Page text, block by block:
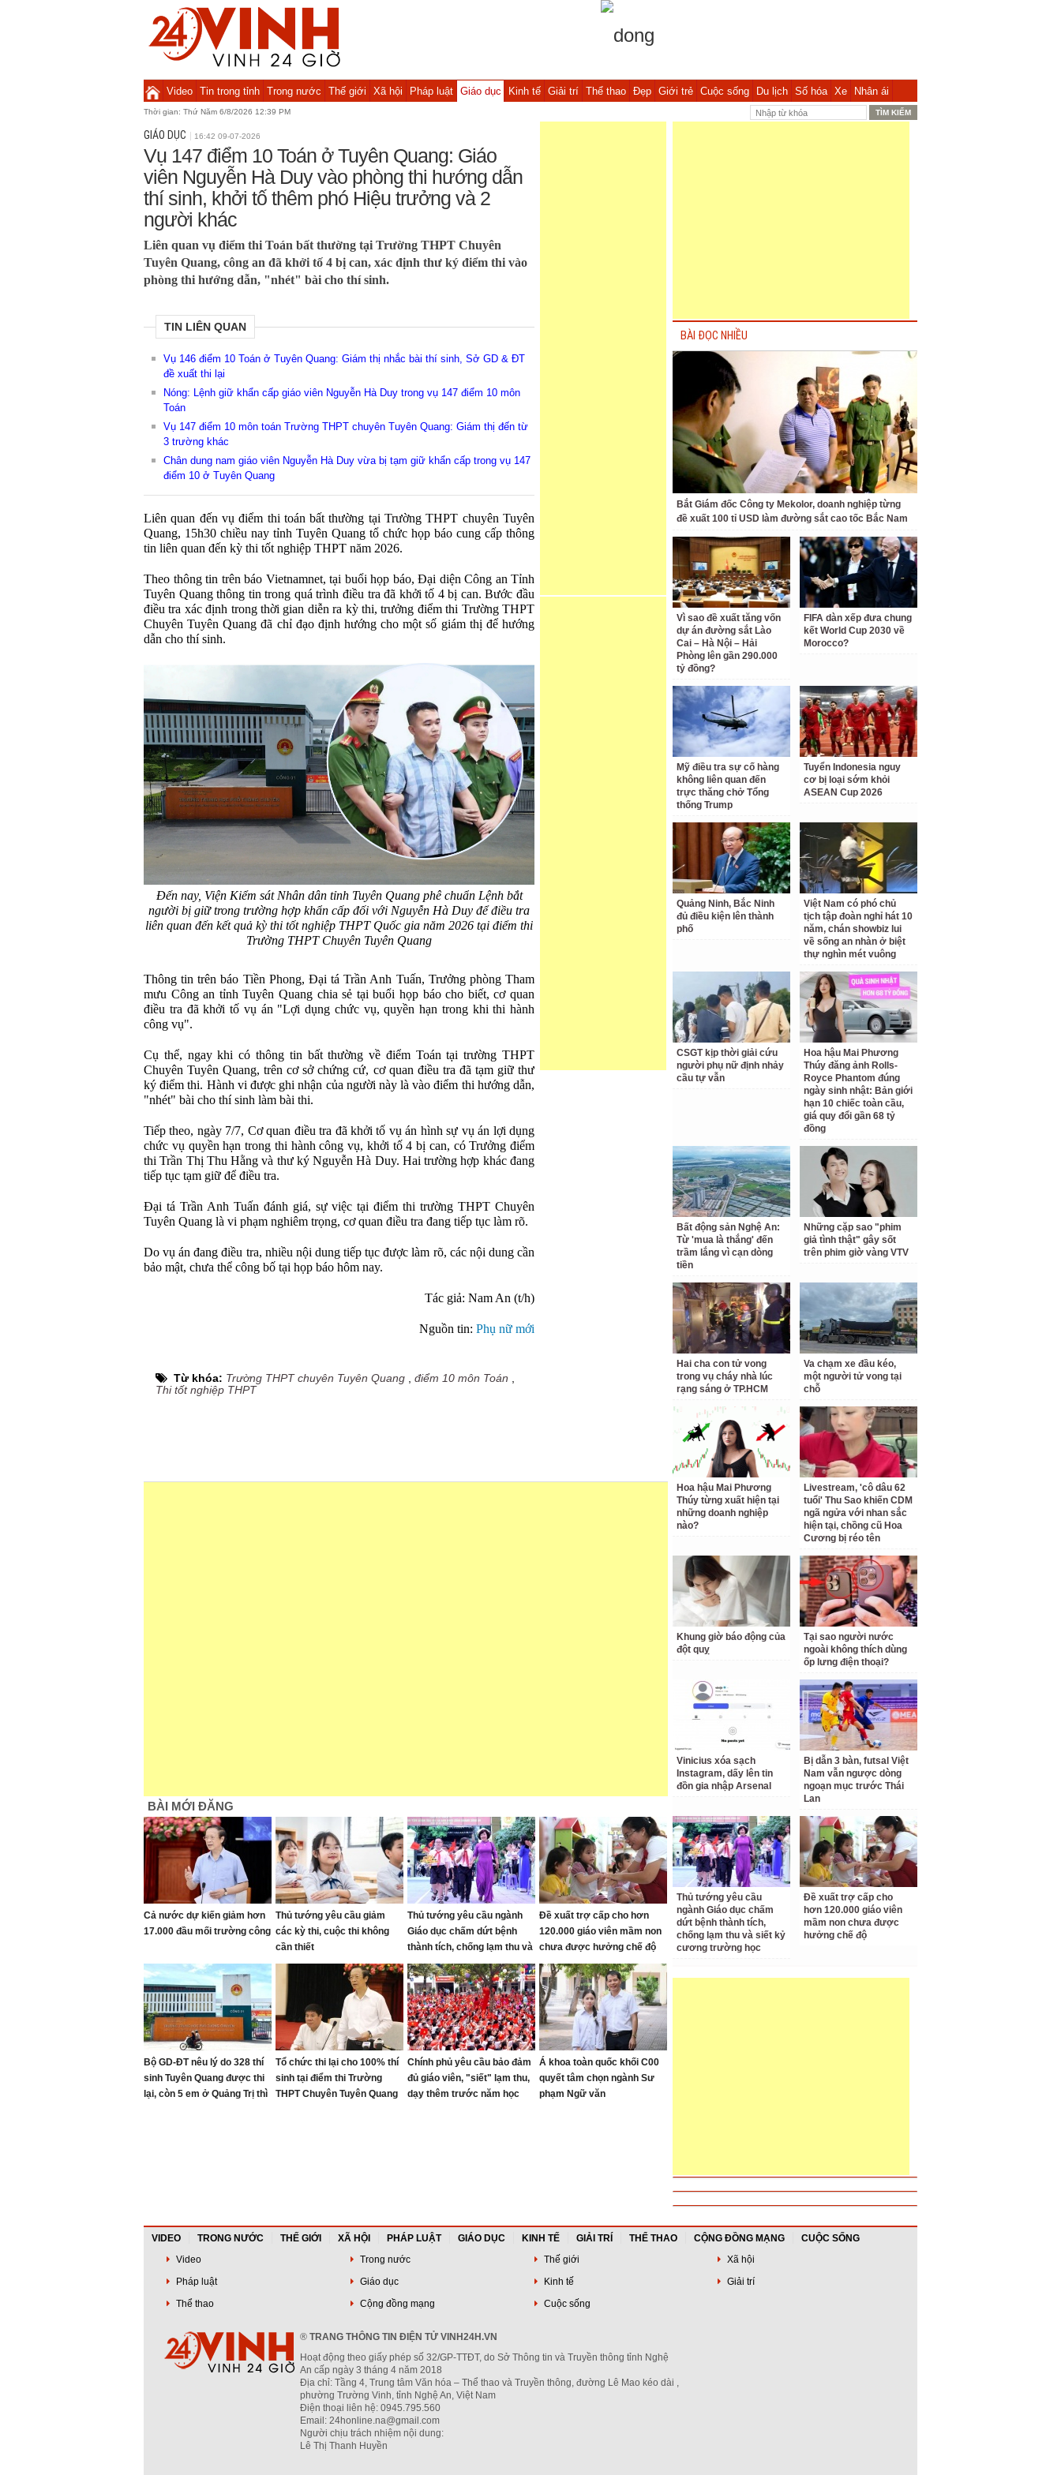
Video Tin trong tỉnh Trong nước Thế giới Xã hội Pháp luật Giáo dục Kinh tế Giải trí Thể thao Đẹp Giới trẻ Cuộc sống Du lịch Số hóa Xe Nhân ái
Thời gian: Thứ Năm 6/8/2026 12:39 PM
GIÁO DỤC 16:42 09-07-2026
Vụ 147 điểm 10 Toán ở Tuyên Quang: Giáo
viên Nguyễn Hà Duy vào phòng thi hướng dẫn
thí sinh, khởi tố thêm phó Hiệu trưởng và 2
người khác
Liên quan vụ điểm thi Toán bất thường tại Trường THPT Chuyên
Tuyên Quang, công an đã khởi tố 4 bị can, xác định thư ký điểm thi vào
phòng thi hướng dẫn, "nhét" bài cho thí sinh.
TIN LIÊN QUAN
Vụ 146 điểm 10 Toán ở Tuyên Quang: Giám thị nhắc bài thí sinh, Sở GD & ĐT
đề xuất thi lại
Nóng: Lệnh giữ khẩn cấp giáo viên Nguyễn Hà Duy trong vụ 147 điểm 10 môn
Toán
Vụ 147 điểm 10 môn toán Trường THPT chuyên Tuyên Quang: Giám thị đến từ
3 trường khác
Chân dung nam giáo viên Nguyễn Hà Duy vừa bị tạm giữ khẩn cấp trong vụ 147
điểm 10 ở Tuyên Quang
Liên quan đến vụ điểm thi toán bất thường tại Trường THPT chuyên Tuyên
Quang, 15h30 chiều nay tỉnh Tuyên Quang tổ chức họp báo cung cấp thông
tin liên quan đến kỳ thi tốt nghiệp THPT năm 2026.
Theo thông tin trên báo Vietnamnet, tại buổi họp báo, Đại diện Công an Tỉnh
Tuyên Quang thông tin trong quá trình điều tra đã khởi tố 4 bị can. Bước đầu
điều tra xác định trong thời gian diễn ra kỳ thi, trưởng điểm thi Trường THPT
Chuyên Tuyên Quang đã chỉ đạo định hướng cho một số giám thị để hướng
dẫn cho thí sinh.
Đến nay, Viện Kiểm sát Nhân dân tỉnh Tuyên Quang phê chuẩn Lệnh bắt
người bị giữ trong trường hợp khẩn cấp đối với Nguyễn Hà Duy để điều tra
liên quan đến kết quả kỳ thi tốt nghiệp THPT Quốc gia năm 2026 tại điểm thi
Trường THPT Chuyên Tuyên Quang
Thông tin trên báo Tiền Phong, Đại tá Trần Anh Tuấn, Trưởng phòng Tham
mưu Công an tỉnh Tuyên Quang chia sẻ tại buổi họp báo cho biết, cơ quan
điều tra đã khởi tố vụ án "Lợi dụng chức vụ, quyền hạn trong khi thi hành
công vụ".
Cụ thể, ngay khi có thông tin bất thường về điểm Toán tại trường THPT
Chuyên Tuyên Quang, trên cơ sở chứng cứ, cơ quan điều tra đã tạm giữ thư
ký điểm thi. Hành vi được ghi nhận của người này là vào điểm thi hướng dẫn,
"nhét" bài cho thí sinh làm bài thi.
Tiếp theo, ngày 7/7, Cơ quan điều tra đã khởi tố vụ án hình sự vụ án lợi dụng
chức vụ quyền hạn trong thi hành công vụ, khởi tố 4 bị can, có Trưởng điểm
thi Trần Thị Thu Hằng và thư ký Nguyễn Hà Duy. Hai trường hợp khác đang
tiếp tục tạm giữ để điều tra.
Đại tá Trần Anh Tuấn đánh giá, sự việc tại điểm thi trường THPT Chuyên
Tuyên Quang là vi phạm nghiêm trọng, cơ quan điều tra đang tiếp tục làm rõ.
Do vụ án đang điều tra, nhiều nội dung tiếp tục được làm rõ, các nội dung cần
bảo mật, chưa thể công bố tại họp báo hôm nay.
Tác giả: Nam An (t/h)
Nguồn tin: Phụ nữ mới
Từ khóa: Trường THPT chuyên Tuyên Quang điểm 10 môn Toán
Thi tốt nghiệp THPT
BÀI MỚI ĐĂNG
Cả nước dự kiến giảm hơn
17.000 đầu mối trường công
Thủ tướng yêu cầu giảm
các kỳ thi, cuộc thi không
cần thiết
Thủ tướng yêu cầu ngành
Giáo dục chấm dứt bệnh
thành tích, chống lạm thu và
siết kỷ cương trường học
Đề xuất trợ cấp cho hơn
120.000 giáo viên mầm non
chưa được hưởng chế độ
Bộ GD-ĐT nêu lý do 328 thí
sinh Tuyên Quang được thi
lại, còn 5 em ở Quảng Trị thì
Tổ chức thi lại cho 100% thí
sinh tại điểm thi Trường
THPT Chuyên Tuyên Quang
Chính phủ yêu cầu bảo đảm
đủ giáo viên, "siết" lạm thu,
dạy thêm trước năm học
Á khoa toàn quốc khối C00
quyết tâm chọn ngành Sư
phạm Ngữ văn
BÀI ĐỌC NHIỀU
Bắt Giám đốc Công ty Mekolor, doanh nghiệp từng
đề xuất 100 tỉ USD làm đường sắt cao tốc Bắc Nam
Vì sao đề xuất tăng vốn
dự án đường sắt Lào
Cai – Hà Nội – Hải
Phòng lên gần 290.000
tỷ đồng?
FIFA dàn xếp đưa chung
kết World Cup 2030 về
Morocco?
Mỹ điều tra sự cố hàng
không liên quan đến
trực thăng chở Tổng
thống Trump
Tuyển Indonesia nguy
cơ bị loại sớm khỏi
ASEAN Cup 2026
Quảng Ninh, Bắc Ninh
đủ điều kiện lên thành
phố
Việt Nam có phó chủ
tịch tập đoàn nghỉ hát 10
năm, chán showbiz lui
về sống an nhàn ở biệt
thự nghìn mét vuông
CSGT kịp thời giải cứu
người phụ nữ định nhảy
cầu tự vẫn
Hoa hậu Mai Phương
Thúy đăng ảnh Rolls-
Royce Phantom đúng
ngày sinh nhật: Bản giới
hạn 10 chiếc toàn cầu,
giá quy đổi gần 68 tỷ
đồng
Bất động sản Nghệ An:
Từ 'mua là thắng' đến
trầm lắng vì cạn dòng
tiền
Những cặp sao "phim
giả tình thật" gây sốt
trên phim giờ vàng VTV
Hai cha con tử vong
trong vụ cháy nhà lúc
rạng sáng ở TP.HCM
Va chạm xe đầu kéo,
một người tử vong tại
chỗ
Hoa hậu Mai Phương
Thúy từng xuất hiện tại
những doanh nghiệp
nào?
Livestream, 'cô dâu 62
tuổi' Thu Sao khiến CDM
ngã ngửa với nhan sắc
hiện tại, chồng cũ Hoa
Cương bị réo tên
Khung giờ báo động của
đột quỵ
Tại sao người nước
ngoài không thích dùng
ốp lưng điện thoại?
Vinicius xóa sạch
Instagram, dấy lên tin
đồn gia nhập Arsenal
Bị dẫn 3 bàn, futsal Việt
Nam vẫn ngược dòng
ngoạn mục trước Thái
Lan
Thủ tướng yêu cầu
ngành Giáo dục chấm
dứt bệnh thành tích,
chống lạm thu và siết kỷ
cương trường học
Đề xuất trợ cấp cho
hơn 120.000 giáo viên
mầm non chưa được
hưởng chế độ
VIDEO TRONG NƯỚC THẾ GIỚI XÃ HỘI PHÁP LUẬT GIÁO DỤC KINH TẾ GIẢI TRÍ THỂ THAO CỘNG ĐỒNG MẠNG
CUỘC SỐNG
Video
Trong nước Thế giới
Xã hội
Pháp luật
Giáo dục Kinh tế
Giải trí
Thể thao
Cộng đồng mạng Cuộc sống
® TRANG THÔNG TIN ĐIỆN TỬ VINH24H.VN
Hoạt động theo giấy phép số 32/GP-TTĐT, do Sở Thông tin và Truyền thông tỉnh Nghệ
An cấp ngày 3 tháng 4 năm 2018
Địa chỉ: Tầng 4, Trung tâm Văn hóa – Thể thao và Truyền thông, đường Lê Mao kéo dài ,
phường Trường Vinh, tỉnh Nghệ An, Việt Nam
Điện thoại liên hệ: 0945.795.560
Email: 24honline.na@gmail.com
Người chịu trách nhiệm nội dung:
Lê Thị Thanh Huyền